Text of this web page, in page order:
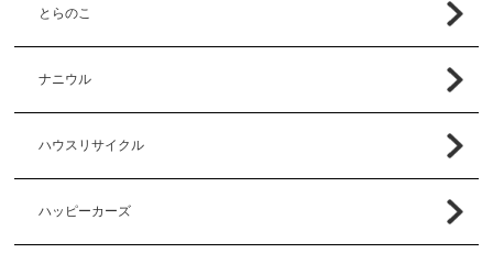
とらのこ
ナニウル
ハウスリサイクル
ハッピーカーズ